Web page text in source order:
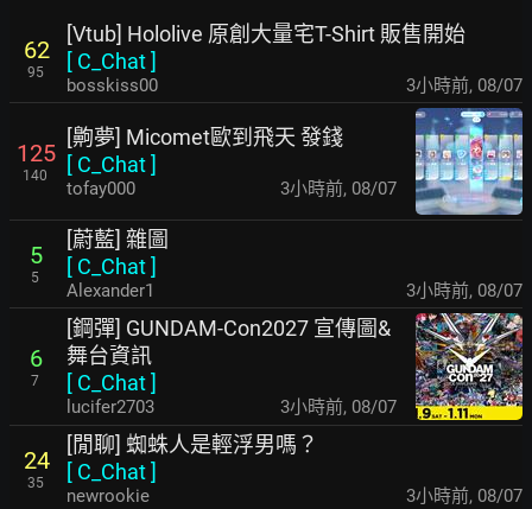
62
95
[Vtub] Hololive 原創大量宅T-Shirt 販售開始
[ C_Chat]
bosskiss00 3小時前, 08/07
125
140
[齁夢] Micomet歐到飛天 發錢
[ C_Chat]
tofay000 3小時前, 08/07
5
5
[蔚藍] 雜圖
[ C_Chat]
Alexander1 3小時前, 08/07
6
7
[鋼彈] GUNDAM-Con2027 宣傳圖&
舞台資訊
[ C_Chat]
lucifer2703 3小時前, 08/07
24
35
[閒聊] 蜘蛛人是輕浮男嗎？
[ C_Chat]
newrookie 3小時前, 08/07